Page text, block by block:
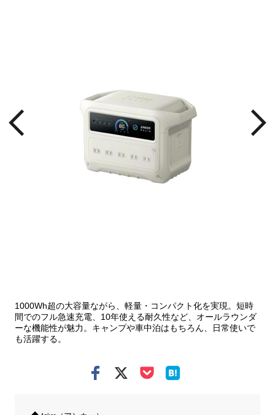
1000Wh超の大容量ながら、軽量・コンパクト化を実現。短時
間でのフル急速充電、10年使える耐久性など、オールラウンダ
ーな機能性が魅力。キャンプや車中泊はもちろん、日常使いで
も活躍する。